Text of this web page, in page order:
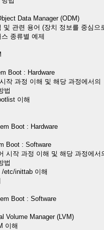
Data Manager (ODM)
및 관련 용어 (장치 정보를 중심으
종류별 예제
Boot : Hardware
작 과정 이해 및 해당 과정에서의
법
이해
Boot : Hardware
Boot : Software
시작 과정 이해 및 해당 과정에서
법
etc/inittab 이해
Boot : Software
Volume Manager (LVM)
이해